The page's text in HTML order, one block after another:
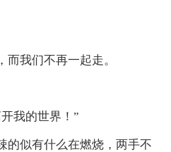
而我们不再一起走。
我的世界！”
的似有什么在燃烧，两手不